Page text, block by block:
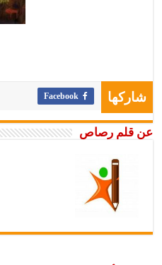
شاركها Facebook
عن قلم رصاص